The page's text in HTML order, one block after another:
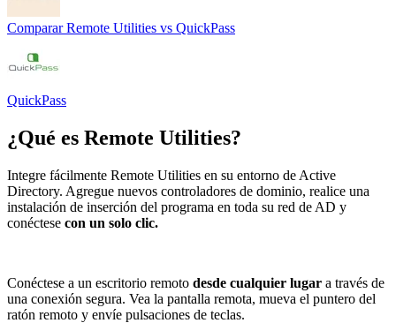
Comparar Remote Utilities vs QuickPass
QuickPass
¿Qué es Remote Utilities?
Integre fácilmente Remote Utilities en su entorno de Active
Directory. Agregue nuevos controladores de dominio, realice una
instalación de inserción del programa en toda su red de AD y
conéctese con un solo clic.
Conéctese a un escritorio remoto desde cualquier lugar a través de
una conexión segura. Vea la pantalla remota, mueva el puntero del
ratón remoto y envíe pulsaciones de teclas.